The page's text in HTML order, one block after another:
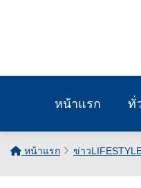
หน้าแรก ทั่
หน้าแรก ข่าว